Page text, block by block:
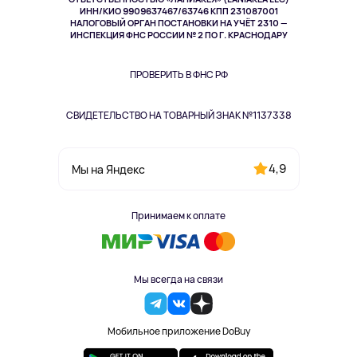
ИНН/КИО 9909637467/63746 КПП 231087001
НАЛОГОВЫЙ ОРГАН ПОСТАНОВКИ НА УЧЁТ 2310 —
ИНСПЕКЦИЯ ФНС РОССИИ № 2 ПО Г. КРАСНОДАРУ
ПРОВЕРИТЬ В ФНС РФ
СВИДЕТЕЛЬСТВО НА ТОВАРНЫЙ ЗНАК №1137338
Мы на Яндекс 4,9
Принимаем к оплате
Мы всегда на связи
Мобильное приложение DoBuy
Здоровье питомцев
Одежда и аксессуары